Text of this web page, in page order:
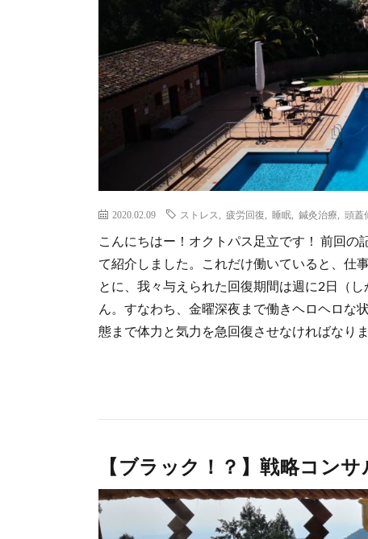
2020.02.09 ストレス 疲労回復 睡眠 鍼灸治療 頭蓋
こんにちはー！オクトパス足立です！ 前回
て紹介しました。これだけ働いていると、仕
とに、我々与えられた回復期間は週に2日（
ん。すなわち、金曜深夜まで働きヘロヘロな
態まで体力と気力を急回復させなければなり
【ブラック！？】戦略コン